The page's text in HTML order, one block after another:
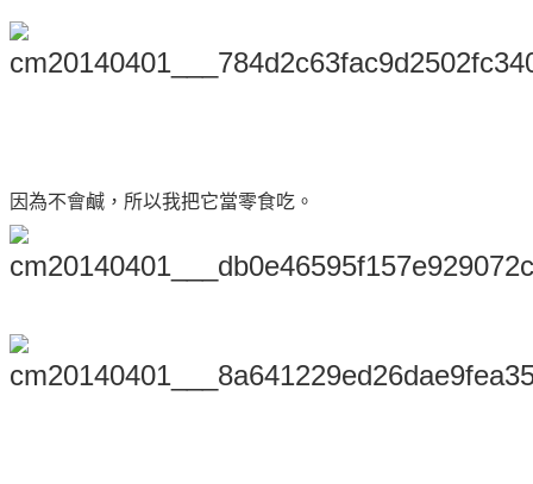
因為不會鹹，所以我把它當零食吃。